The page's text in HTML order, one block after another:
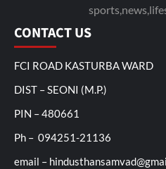
CONTACT US
FCI ROAD KASTURBA WARD
DIST – SEONI (M.P.)
PIN – 480661
Ph – 094251-21136
email –